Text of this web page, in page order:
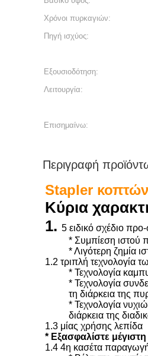
Χρόνοι πυρκαγιών:
Πηγή ισχύος:
Εξουσιοδότηση:
Λειτουργία:
Επισημαίνω:
Περιγραφή
Stapler
Κύρια
1. 5 ειδικό σχέδιο
* Συμπίεση ιστού
* Λιγότερη ζημία
1.2 τριπλή τεχνολογία
* Τεχνολογία
* Τεχνολογία
τη διάρκεια της
* Τεχνολογία
διάρκεια της
1.3 μίας χρήσης λεπίδα
* Εξασφαλίστε
1.4 4η κασέτα